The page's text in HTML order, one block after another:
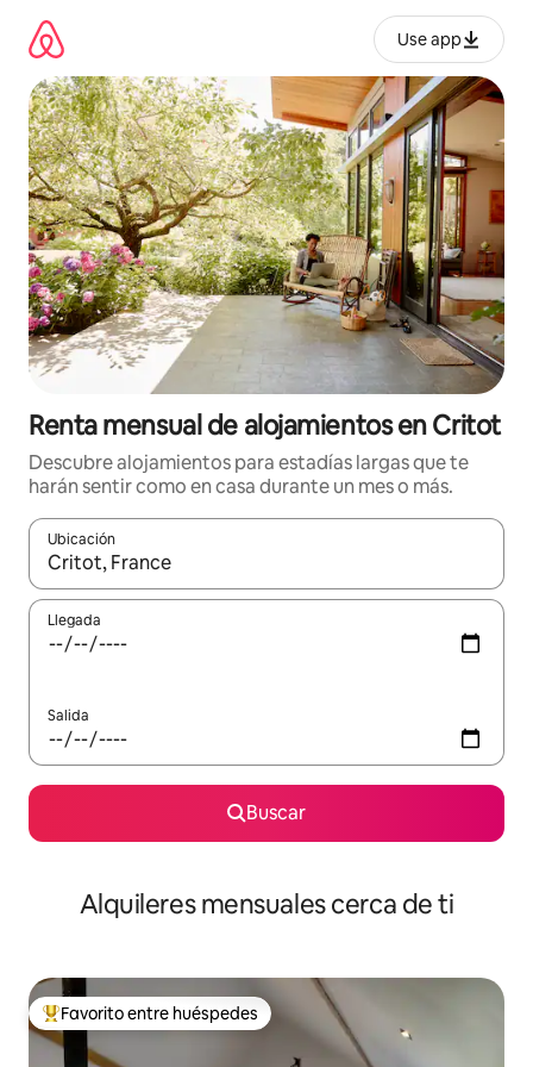
contenido
Use app
Renta mensual de alojamientos en Critot
Descubre alojamientos para estadías largas que te
harán sentir como en casa durante un mes o más.
Ubicación
Cuando los resultados estén disponibles, navega con las
Llegada
Salida
Buscar
Alquileres mensuales cerca de ti
Favorito entre huéspedes preferido
Favorito entre huéspedes